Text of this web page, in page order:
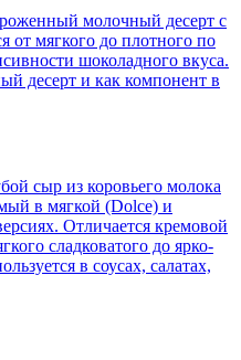
молочный десерт с
от мягкого до плотного по
шоколадного вкуса.
десерт и как компонент в
сыр из коровьего молока
в мягкой (Dolce) и
Отличается кремовой
сладковатого до ярко-
в соусах, салатах,